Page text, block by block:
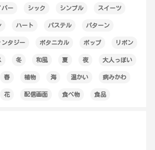
バー シック シンプル スイーツ
ハート パステル パターン
ンタジー ボタニカル ポップ リボン
冬 和風 夏 夜 大人っぽい
春 植物 海 温かい 病みかわ
花 配信画面 食べ物 食品